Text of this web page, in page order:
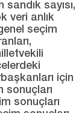
sandık sayısı,
veri anlık
seçim
için
sonuçları
sonuçları